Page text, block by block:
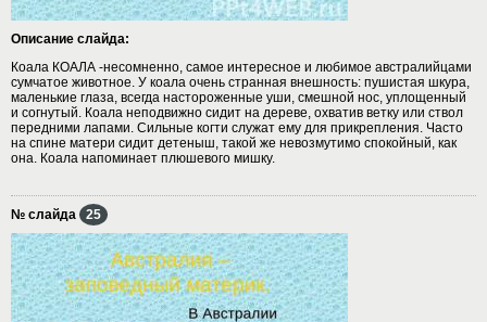
Описание слайда:
Коала КОАЛА -несомненно, самое интересное и любимое австралийцами
сумчатое животное. У коала очень странная внешность: пушистая шкура,
маленькие глаза, всегда настороженные уши, смешной нос, уплощенный
и согнутый. Коала неподвижно сидит на дереве, охватив ветку или ствол
передними лапами. Сильные когти служат ему для прикрепления. Часто
на спине матери сидит детеныш, такой же невозмутимо спокойный, как
она. Коала напоминает плюшевого мишку.
№ слайда 25